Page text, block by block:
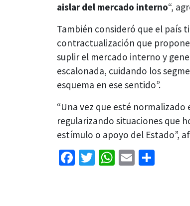
aislar del mercado interno“,
También consideró que el país
contractualización que propone
suplir el mercado interno y
escalonada, cuidando los
esquema en ese sentido”.
“Una vez que esté normalizado
regularizando situaciones que
estímulo o apoyo del Estado”,
Facebook
Twitter
WhatsApp
Email